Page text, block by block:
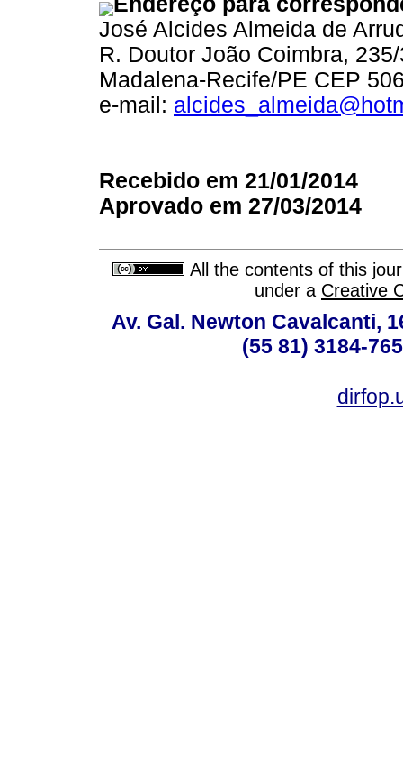
José Alcides Almeida de
R. Doutor João Coimbra,
Madalena-Recife/PE CEP
e-mail:
Recebido em 21/01/2014
Aprovado em 27/03/2014
All the contents of this
under a Creative
Av. Gal. Newton Cavalcanti,
(55 81) 3184-